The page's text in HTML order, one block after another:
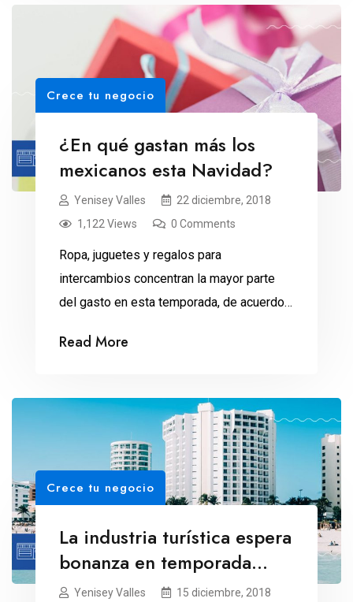
Crece tu negocio
¿En qué gastan más los
mexicanos esta Navidad?
Yenisey Valles
22 diciembre, 2018
1,122 Views
0 Comments
Ropa, juguetes y regalos para
intercambios concentran la mayor parte
del gasto en esta temporada, de acuerdo
dispuestos a pagar desde 500 hasta cinco
Según una encuesta realizada en línea, el
53 por ciento planea invertir de mil a tres
mil pesos; el 11 […]
Read More
Crece tu negocio
La industria turística espera
bonanza en temporada
navideña
Yenisey Valles
15 diciembre, 2018